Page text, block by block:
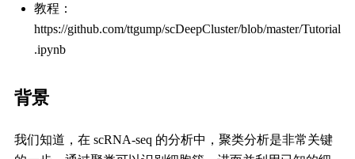
教程：
https://github.com/ttgump/scDeepCluster/blob/master/Tutorial
.ipynb
背景
我们知道，在 scRNA-seq 的分析中，聚类分析是非常关键